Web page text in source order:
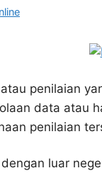
penilaian
data atau
penilaian
luar